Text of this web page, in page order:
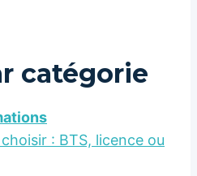
catégorie
: BTS, licence ou